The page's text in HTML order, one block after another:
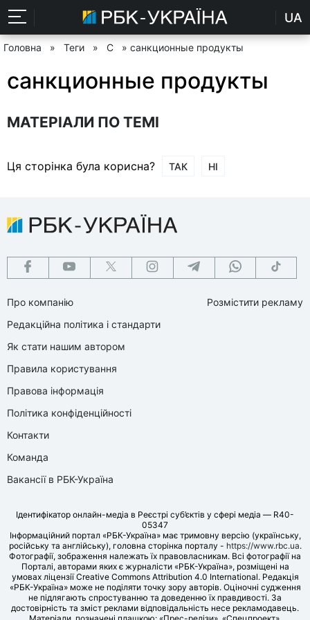
UA
Головна » Теги » С » санкционные продукты
санкционные продукты
МАТЕРІАЛИ ПО ТЕМІ
Ця сторінка була корисна? ТАК НІ
Про компанію
Редакційна політика і стандарти
Як стати нашим автором
Правила користування
Правова інформація
Політика конфіденційності
Контакти
Команда
Вакансії в РБК-Україна
Розмістити рекламу
Ідентифікатор онлайн-медіа в Реєстрі суб’єктів у сфері медіа — R40-
05347
Інформаційний портал «РБК-Україна» має тримовну версію (українську,
російську та англійську), головна сторінка порталу - https://www.rbc.ua.
Фотографії, зображення належать їх правовласникам. Всі фотографії на
Порталі, авторами яких є журналісти «РБК-Україна», розміщені на
умовах ліцензії Creative Commons Attribution 4.0 International. Редакція
«РБК-Україна» може не поділяти точку зору авторів. Оціночні судження
не підлягають спростуванню та доведенню їх правдивості. За
достовірність та зміст реклами відповідальність несе рекламодавець.